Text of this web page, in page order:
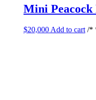
Mini Peacock
$20,000 Add to cart /*